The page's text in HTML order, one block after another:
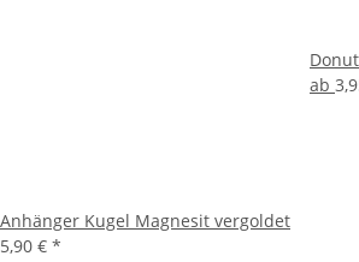
Anhänger Kugel Magnesit vergoldet
5,90 € *
ab